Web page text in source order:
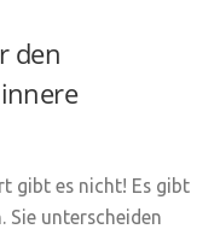
den
gibt es nicht! Es gibt
Sie unterscheiden